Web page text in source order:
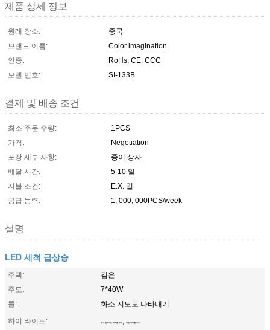
제품 상세 정보
원래 장소:
중국
브랜드 이름:
Color imagination
인증:
RoHs, CE, CCC
모델 번호:
SI-133B
결제 및 배송 조건
최소 주문 수량:
1PCS
가격:
Negotiation
포장 세부 사항:
종이 상자
배달 시간:
5-10 일
지불 조건:
E.X. 일
공급 능력:
1, 000, 000PCS/week
설명
LED 세척 급상승
주택:
검은
주도:
7*40W
를:
화소 지도로 나타내기
하이 라이트:
워시 움직이는 머리를 주도 , 이동 세차를 주도